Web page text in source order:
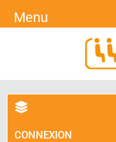
CONNEXION
Menu